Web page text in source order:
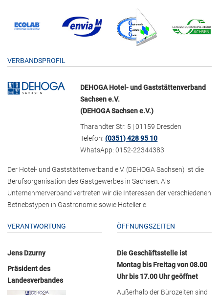
VERBANDSPROFIL
DEHOGA Hotel- und Gaststättenverband
Sachsen e.V.
(DEHOGA Sachsen e.V.)
Tharandter Str. 5 | 01159 Dresden
Telefon:(0351) 428 95 10
WhatsApp: 0152-22344383
Der Hotel- und Gaststättenverband e.V. (DEHOGA Sachsen) ist die
Berufsorganisation des Gastgewerbes in Sachsen. Als
Unternehmerverband vertreten wir die Interessen der verschiedenen
Betriebstypen in Gastronomie sowie Hotellerie.
VERANTWORTUNG
Jens Dzurny
Präsident des
Landesverbandes
ÖFFNUNGSZEITEN
Die Geschäftsstelle ist
Montag bis Freitag von 08.00
Uhr bis 17.00 Uhr geöffnet
Außerhalb der Bürozeiten sind